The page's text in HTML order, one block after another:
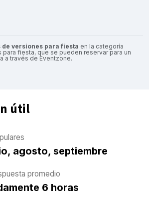
de versiones para fiesta en la categoría
para fiesta, que se pueden reservar para un
a través de Eventzone.
útil
agosto, septiembre
promedio
6 horas